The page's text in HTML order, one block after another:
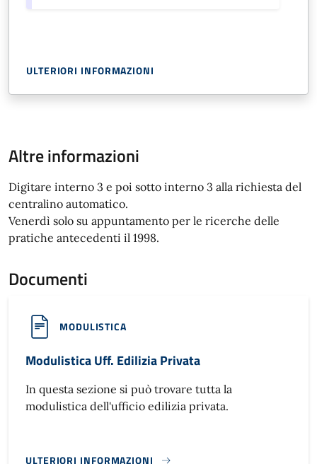
ULTERIORI INFORMAZIONI
Altre informazioni
Digitare interno 3 e poi sotto interno 3 alla richiesta del
centralino automatico.
Venerdì solo su appuntamento per le ricerche delle
pratiche antecedenti il 1998.
Documenti
MODULISTICA
Modulistica Uff. Edilizia Privata
In questa sezione si può trovare tutta la
modulistica dell'ufficio edilizia privata.
ULTERIORI INFORMAZIONI